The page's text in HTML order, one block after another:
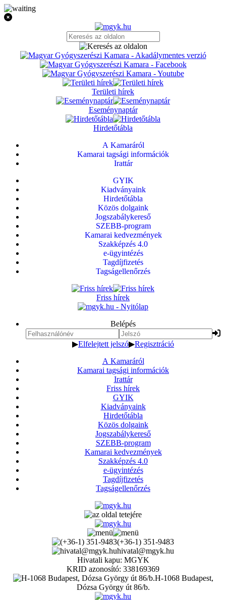
Területi hírek
Eseménynaptár
Hirdetőtábla
A Kamaráról
Kamarai tagsági információk
Irattár
GYIK
Kiadványaink
Hirdetőtábla
Közös dolgaink
Jogszabálykereső
SZEBB-program
Kamarai kedvezmények
Szakképzés 4.0
e-ügyintézés
Tagdíjfizetés
Tagságellenőrzés
Friss hírek
Belépés
▶Elfelejtett jelszó▶Regisztráció
A Kamaráról
Kamarai tagsági információk
Irattár
Friss hírek
GYIK
Kiadványaink
Hirdetőtábla
Közös dolgaink
Jogszabálykereső
SZEBB-program
Kamarai kedvezmények
Szakképzés 4.0
e-ügyintézés
Tagdíjfizetés
Tagságellenőrzés
(+36-1) 351-9483
hivatal@mgyk.hu
Hivatali kapu: MGYK
KRID azonosító: 338169369
H-1068 Budapest,
Dózsa György út 86/b.